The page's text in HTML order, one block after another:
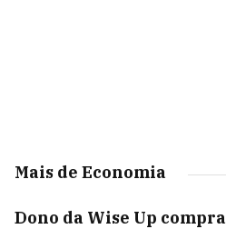
Mais de Economia
Dono da Wise Up